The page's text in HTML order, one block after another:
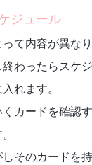
ジュール
て内容が異なり
終わったらスケ
れます。
カードを確認
しそのカードを